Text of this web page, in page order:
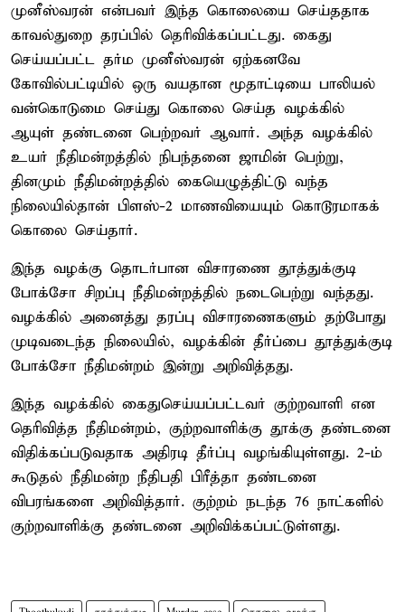
முனீஸ்வரன் என்பவர் இந்த கொலையை செய்ததாக
காவல்துறை தரப்பில் தெரிவிக்கப்பட்டது. கைது
செய்யப்பட்ட தர்ம முனீஸ்வரன் ஏற்கனவே
கோவில்பட்டியில் ஒரு வயதான மூதாட்டியை பாலியல்
வன்கொடுமை செய்து கொலை செய்த வழக்கில்
ஆயுள் தண்டனை பெற்றவர் ஆவார். அந்த வழக்கில்
உயர் நீதிமன்றத்தில் நிபந்தனை ஜாமின் பெற்று,
தினமும் நீதிமன்றத்தில் கையெழுத்திட்டு வந்த
நிலையில்தான் பிளஸ்-2 மாணவியையும் கொடூரமாகக்
கொலை செய்தார்.
இந்த வழக்கு தொடர்பான விசாரணை தூத்துக்குடி
போக்சோ சிறப்பு நீதிமன்றத்தில் நடைபெற்று வந்தது.
வழக்கில் அனைத்து தரப்பு விசாரணைகளும் தற்போது
முடிவடைந்த நிலையில், வழக்கின் தீர்ப்பை தூத்துக்குடி
போக்சோ நீதிமன்றம் இன்று அறிவித்தது.
இந்த வழக்கில் கைதுசெய்யப்பட்டவர் குற்றவாளி என
தெரிவித்த நீதிமன்றம், குற்றவாளிக்கு தூக்கு தண்டனை
விதிக்கப்படுவதாக அதிரடி தீர்ப்பு வழங்கியுள்ளது. 2-ம்
கூடுதல் நீதிமன்ற நீதிபதி பிரீத்தா தண்டனை
விபரங்களை அறிவித்தார். குற்றம் நடந்த 76 நாட்களில்
குற்றவாளிக்கு தண்டனை அறிவிக்கப்பட்டுள்ளது.